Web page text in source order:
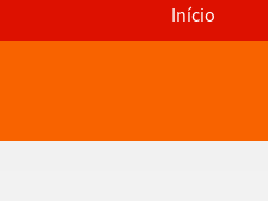
Início